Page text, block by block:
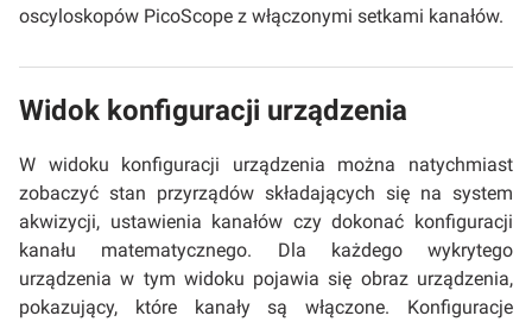
oscyloskopów PicoScope z włączonymi setkami kanałów.
Widok konfiguracji urządzenia
W widoku konfiguracji urządzenia można natychmiast
zobaczyć stan przyrządów składających się na system
akwizycji, ustawienia kanałów czy dokonać konfiguracji
kanału matematycznego. Dla każdego wykrytego
urządzenia w tym widoku pojawia się obraz urządzenia,
pokazujący, które kanały są włączone. Konfiguracje